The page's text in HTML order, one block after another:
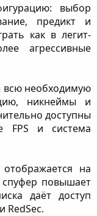
выбор
предикт и
как в легит-
агрессивные
всю необходимую
никнеймы и
доступны
FPS и система
на
повышает
даёт доступ
RedSec.